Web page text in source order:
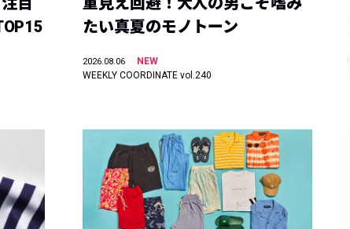
たい真夏のモノトーン
2026.08.06
NEW
WEEKLY COORDINATE vol.240